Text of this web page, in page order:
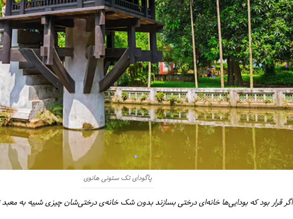
پاگودای تک ستونی هانوی
اگر قرار بود که بودایی‌ها خانه‌ای درختی بسازند بدون شک خانه‌ی درختی‌شان چیزی شبیه به